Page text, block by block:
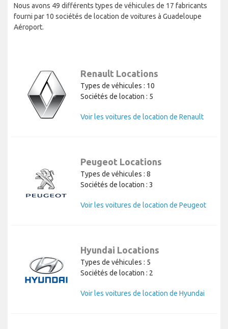
Nous avons 49 différents types de véhicules de 17 fabricants
fourni par 10 sociétés de location de voitures à Guadeloupe
Aéroport.
Renault Locations
Types de véhicules : 10
Sociétés de location : 5
Voir les voitures de location de Renault
Peugeot Locations
Types de véhicules : 8
Sociétés de location : 3
Voir les voitures de location de Peugeot
Hyundai Locations
Types de véhicules : 5
Sociétés de location : 2
Voir les voitures de location de Hyundai